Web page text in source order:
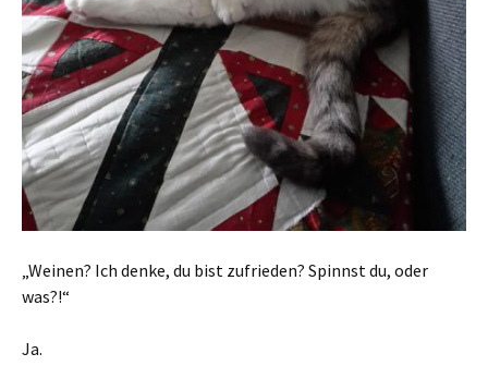
„Weinen? Ich denke, du bist zufrieden? Spinnst du, oder
was?!“
Ja.